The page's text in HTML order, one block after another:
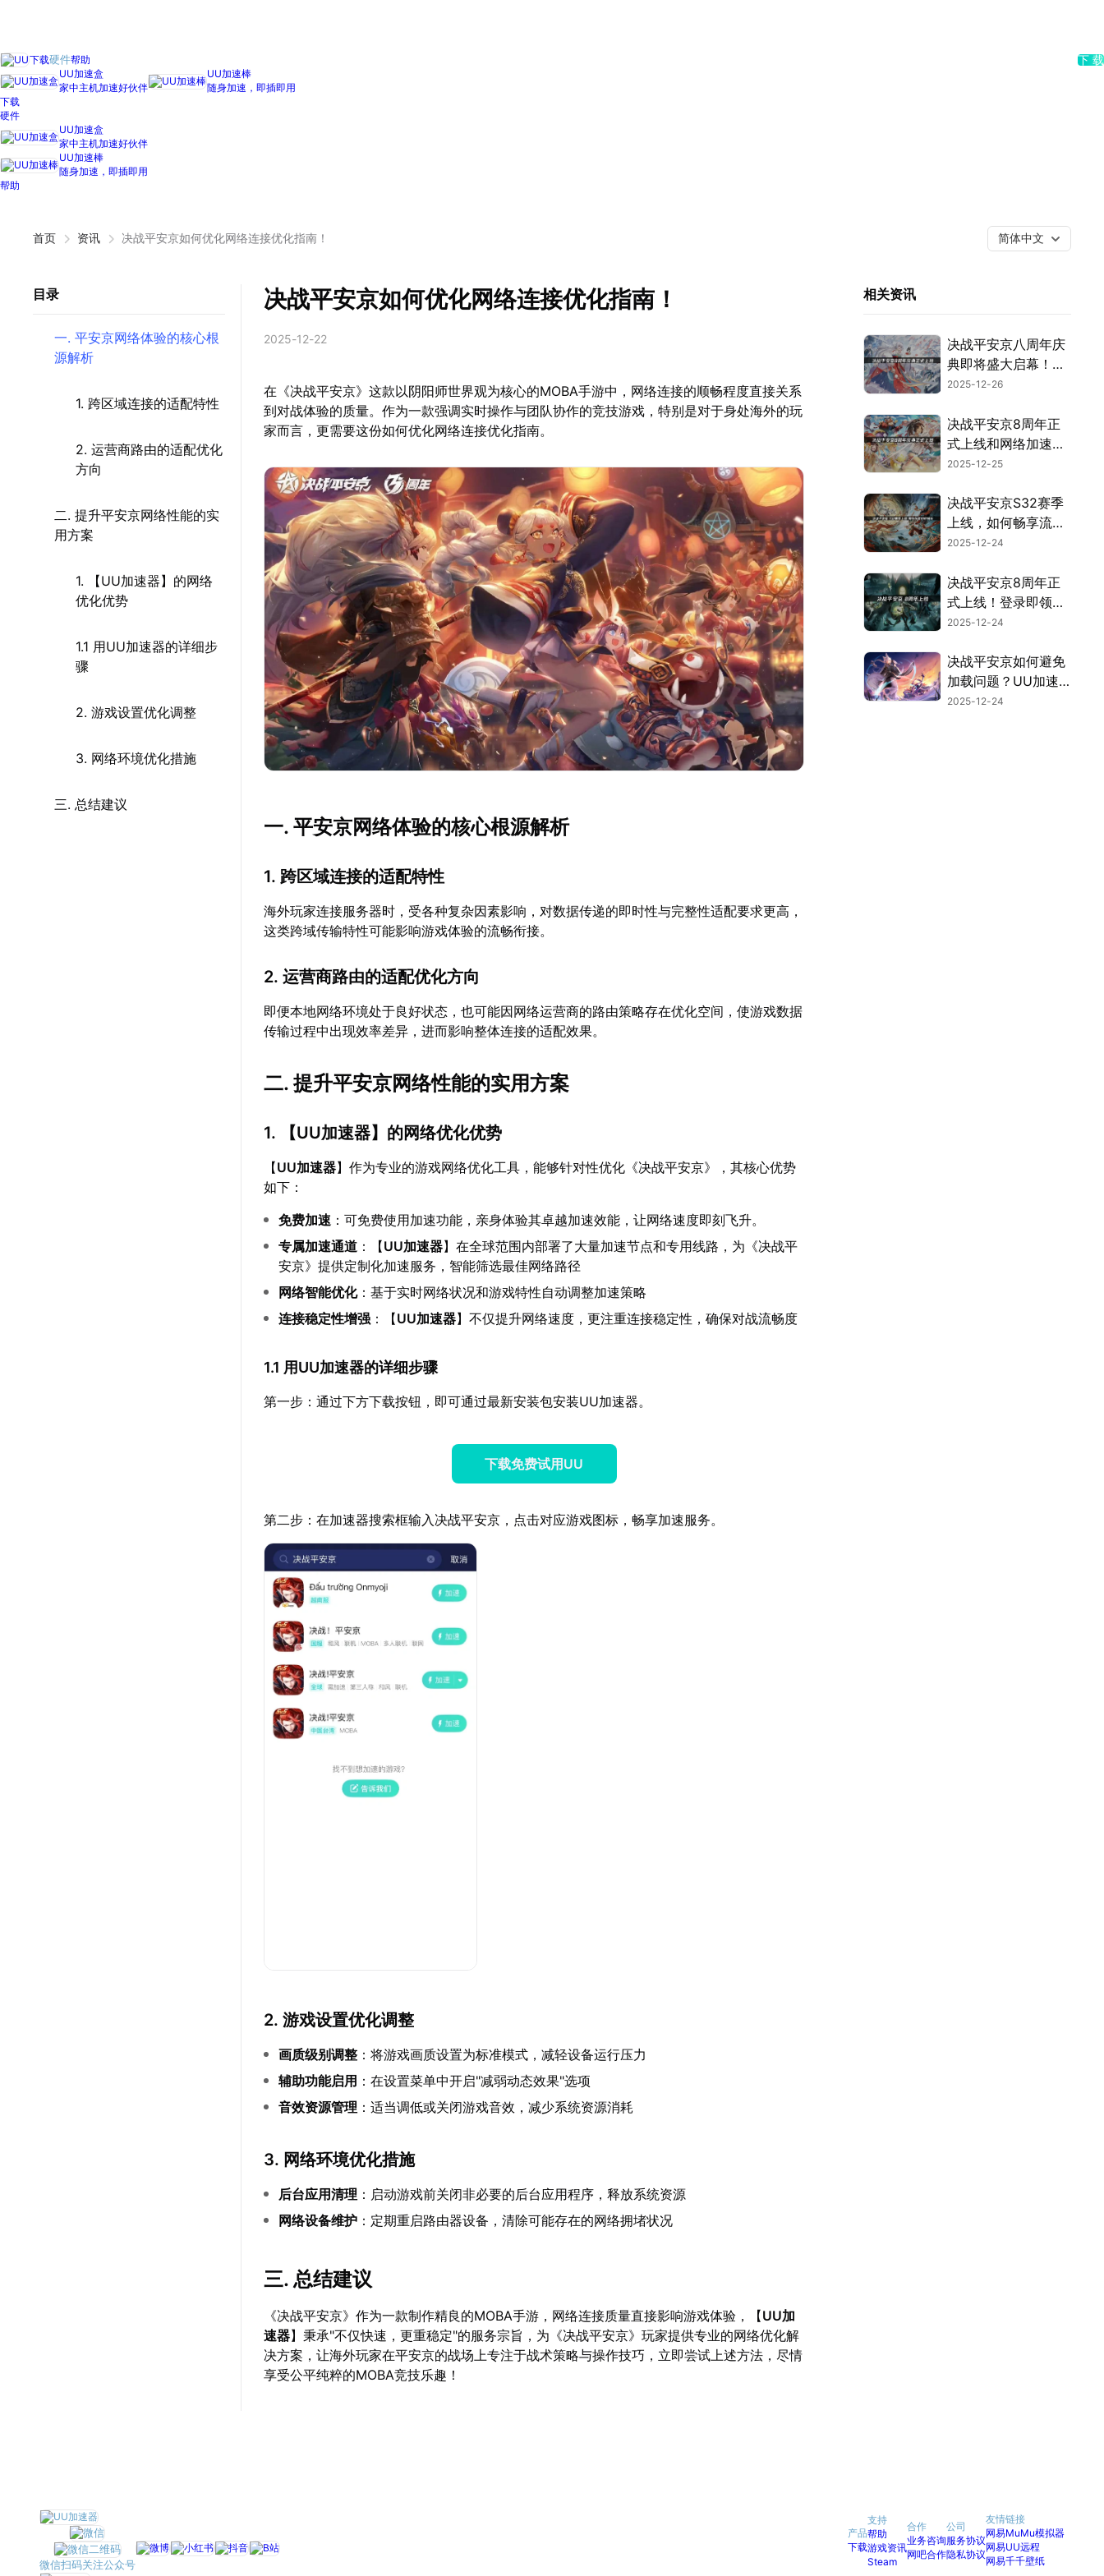
下载硬件帮助 下 载
UU加速盒
家中主机加速好伙伴
UU加速棒
随身加速，即插即用
下载
硬件
UU加速盒
家中主机加速好伙伴
UU加速棒
随身加速，即插即用
帮助
首页 资讯 决战平安京如何优化网络连接优化指南！ 简体中文
目录
一. 平安京网络体验的核心根
源解析
1. 跨区域连接的适配特性
2. 运营商路由的适配优化
方向
二. 提升平安京网络性能的实
用方案
1. 【UU加速器】的网络
优化优势
1.1 用UU加速器的详细步
骤
2. 游戏设置优化调整
3. 网络环境优化措施
三. 总结建议
决战平安京如何优化网络连接优化指南！
2025-12-22
在《决战平安京》这款以阴阳师世界观为核心的MOBA手游中，网络连接的顺畅程度直接关系
到对战体验的质量。作为一款强调实时操作与团队协作的竞技游戏，特别是对于身处海外的玩
家而言，更需要这份如何优化网络连接优化指南。
一. 平安京网络体验的核心根源解析
1. 跨区域连接的适配特性
海外玩家连接服务器时，受各种复杂因素影响，对数据传递的即时性与完整性适配要求更高，
这类跨域传输特性可能影响游戏体验的流畅衔接。
2. 运营商路由的适配优化方向
即便本地网络环境处于良好状态，也可能因网络运营商的路由策略存在优化空间，使游戏数据
传输过程中出现效率差异，进而影响整体连接的适配效果。
二. 提升平安京网络性能的实用方案
1. 【UU加速器】的网络优化优势
【UU加速器】作为专业的游戏网络优化工具，能够针对性优化《决战平安京》，其核心优势
如下：
免费加速 ：可免费使用加速功能，亲身体验其卓越加速效能，让网络速度即刻飞升。
专属加速通道 ：【UU加速器】在全球范围内部署了大量加速节点和专用线路，为《决战平
安京》提供定制化加速服务，智能筛选最佳网络路径
网络智能优化：基于实时网络状况和游戏特性自动调整加速策略
连接稳定性增强 ：【UU加速器】不仅提升网络速度，更注重连接稳定性，确保对战流畅度
1.1 用UU加速器的详细步骤
第一步：通过下方下载按钮，即可通过最新安装包安装UU加速器。
下载免费试用UU
第二步：在加速器搜索框输入决战平安京，点击对应游戏图标，畅享加速服务。
2. 游戏设置优化调整
画质级别调整 ：将游戏画质设置为标准模式，减轻设备运行压力
辅助功能启用 ：在设置菜单中开启"减弱动态效果"选项
音效资源管理 ：适当调低或关闭游戏音效，减少系统资源消耗
3. 网络环境优化措施
后台应用清理 ：启动游戏前关闭非必要的后台应用程序，释放系统资源
网络设备维护 ：定期重启路由器设备，清除可能存在的网络拥堵状况
三. 总结建议
《决战平安京》作为一款制作精良的MOBA手游，网络连接质量直接影响游戏体验，【UU加
速器】秉承"不仅快速，更重稳定"的服务宗旨，为《决战平安京》玩家提供专业的网络优化解
决方案，让海外玩家在平安京的战场上专注于战术策略与操作技巧，立即尝试上述方法，尽情
享受公平纯粹的MOBA竞技乐趣！
相关资讯
决战平安京八周年庆
典即将盛大启幕！内
容汇总！
2025-12-26
决战平安京8周年正
式上线和网络加速解
决方案！
2025-12-25
决战平安京S32赛季
上线，如何畅享流畅
体验？
2025-12-24
决战平安京8周年正
式上线！登录即领
1000勾玉+20抽！
2025-12-24
决战平安京如何避免
加载问题？UU加速
器高效解决方案解
2025-12-24
微信扫码关注公众号
产品
下载
支持
帮助
游戏资讯
Steam
合作
业务咨询
网吧合作
公司
服务协议
隐私协议
友情链接
网易MuMu模拟器
网易UU远程
网易千千壁纸